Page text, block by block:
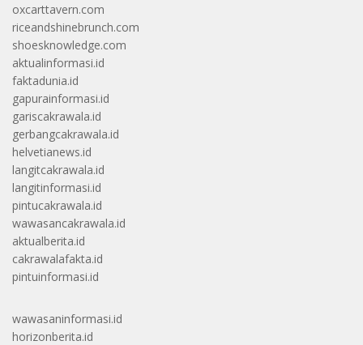
oxcarttavern.com
riceandshinebrunch.com
shoesknowledge.com
aktualinformasi.id
faktadunia.id
gapurainformasi.id
gariscakrawala.id
gerbangcakrawala.id
helvetianews.id
langitcakrawala.id
langitinformasi.id
pintucakrawala.id
wawasancakrawala.id
aktualberita.id
cakrawalafakta.id
pintuinformasi.id
wawasaninformasi.id
horizonberita.id